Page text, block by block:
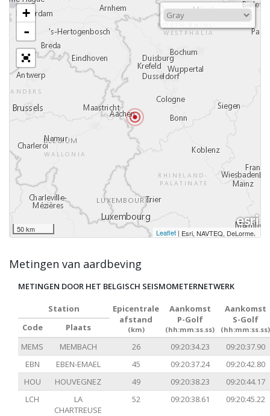
+
-
50 km Leaflet | Esri, NAVTEQ, DeLorme,
Metingen van aardbeving
METINGEN DOOR HET BELGISCH SEISMOMETERNETWERK
Station
Epicentrale
afstand
(km)
Aankomst
P-Golf
(hh:mm:ss.ss)
Aankomst
S-Golf
(hh:mm:ss.ss)
Code
Plaats
MEMS
MEMBACH 26 09:20:34.23
09:20:37.90
EBN
EBEN-EMAEL 45 09:20:37.24
09:20:42.80
HOU
HOUVEGNEZ 49 09:20:38.23
09:20:44.17
LCH
LA
CHARTREUSE
52 09:20:38.61 09:20:45.22